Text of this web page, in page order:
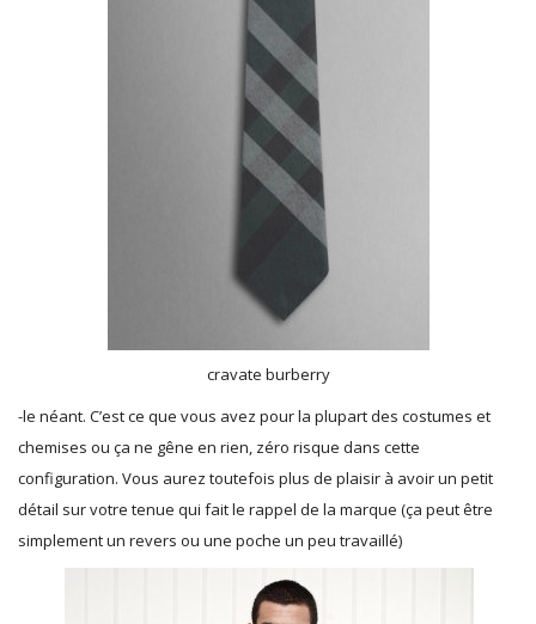
cravate burberry
-le néant. C’est ce que vous avez pour la plupart des costumes et
chemises ou ça ne gêne en rien, zéro risque dans cette
configuration. Vous aurez toutefois plus de plaisir à avoir un petit
détail sur votre tenue qui fait le rappel de la marque (ça peut être
simplement un revers ou une poche un peu travaillé)